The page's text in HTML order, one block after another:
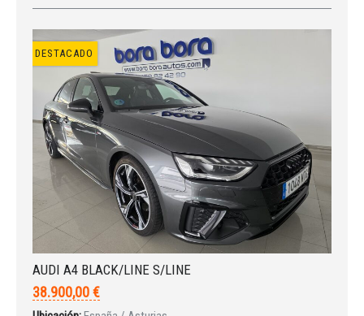
DESTACADO
AUDI A4 BLACK/LINE S/LINE
38.900,00 €